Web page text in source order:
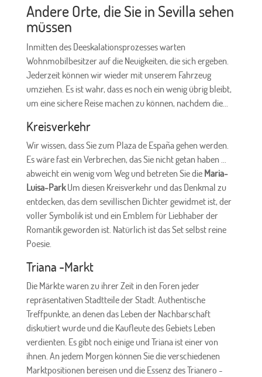
Andere Orte, die Sie in Sevilla sehen
müssen
Inmitten des Deeskalationsprozesses warten
Wohnmobilbesitzer auf die Neuigkeiten, die sich ergeben.
Jederzeit können wir wieder mit unserem Fahrzeug
umziehen. Es ist wahr, dass es noch ein wenig übrig bleibt,
um eine sichere Reise machen zu können, nachdem die...
Kreisverkehr
Wir wissen, dass Sie zum Plaza de España gehen werden.
Es wäre fast ein Verbrechen, das Sie nicht getan haben ...
abweicht ein wenig vom Weg und betreten Sie die Maria-
Luisa-ParkUm diesen Kreisverkehr und das Denkmal zu
entdecken, das dem sevillischen Dichter gewidmet ist, der
voller Symbolik ist und ein Emblem für Liebhaber der
Romantik geworden ist. Natürlich ist das Set selbst reine
Poesie.
Triana -Markt
Die Märkte waren zu ihrer Zeit in den Foren jeder
repräsentativen Stadtteile der Stadt. Authentische
Treffpunkte, an denen das Leben der Nachbarschaft
diskutiert wurde und die Kaufleute des Gebiets Leben
verdienten. Es gibt noch einige und Triana ist einer von
ihnen. An jedem Morgen können Sie die verschiedenen
Marktpositionen bereisen und die Essenz des Trianero -